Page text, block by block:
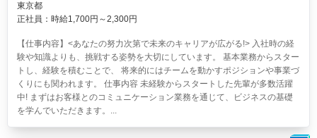
東京都
正社員：時給1,700円～2,300円
【仕事内容】<あなたの努力次第で未来のキャリアが広がる!> 入社時の経
験や知識よりも、挑戦する姿勢を大切にしています。 基本業務からスター
トし、経験を積むことで、 将来的にはチームを動かすポジションや事業づ
くりにも関われます。 仕事内容 未経験からスタートした先輩が多数活躍
中! まずはお客様とのコミュニケーション業務を通じて、ビジネスの基礎
を学んでいただきます。...